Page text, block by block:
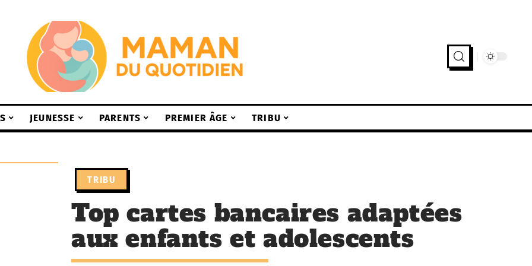
JEUNESSE PARENTS PREMIER ÂGE TRIBU
TRIBU
Top cartes bancaires adaptées
aux enfants et adolescents